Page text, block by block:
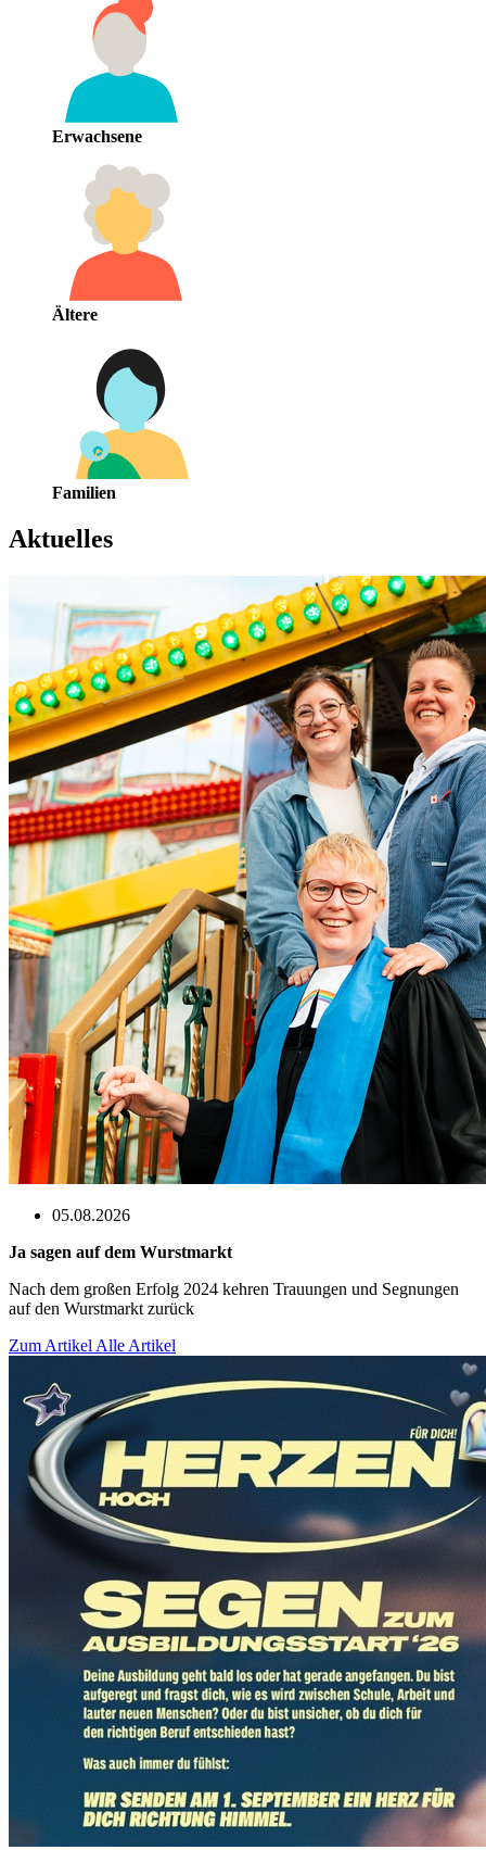
Erwachsene
Ältere
Familien
Aktuelles
05.08.2026
Ja sagen auf dem Wurstmarkt
Nach dem großen Erfolg 2024 kehren Trauungen und Segnungen
auf den Wurstmarkt zurück
Zum Artikel Alle Artikel